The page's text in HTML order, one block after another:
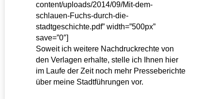
content/uploads/2014/09/Mit-dem-
schlauen-Fuchs-durch-die-
stadtgeschichte.pdf” width=”500px”
save=”0″]
Soweit ich weitere Nachdruckrechte von
den Verlagen erhalte, stelle ich Ihnen hier
im Laufe der Zeit noch mehr Presseberichte
über meine Stadtführungen vor.